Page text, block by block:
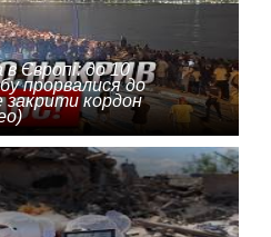
в Європі: до 10
прорвалися до
закрити кордон